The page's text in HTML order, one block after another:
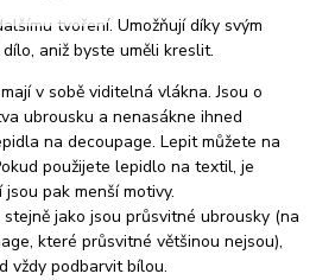
tvoření. Umožňují díky svým
aniž byste uměli kreslit.
v sobě viditelná vlákna. Jsou o
ubrousku a nenasákne ihned
na decoupage. Lepit můžete na
použijete lepidlo na textil, je
pak menší motivy.
jako jsou průsvitné ubrousky (na
které průsvitné většinou nejsou),
vždy podbarvit bílou.